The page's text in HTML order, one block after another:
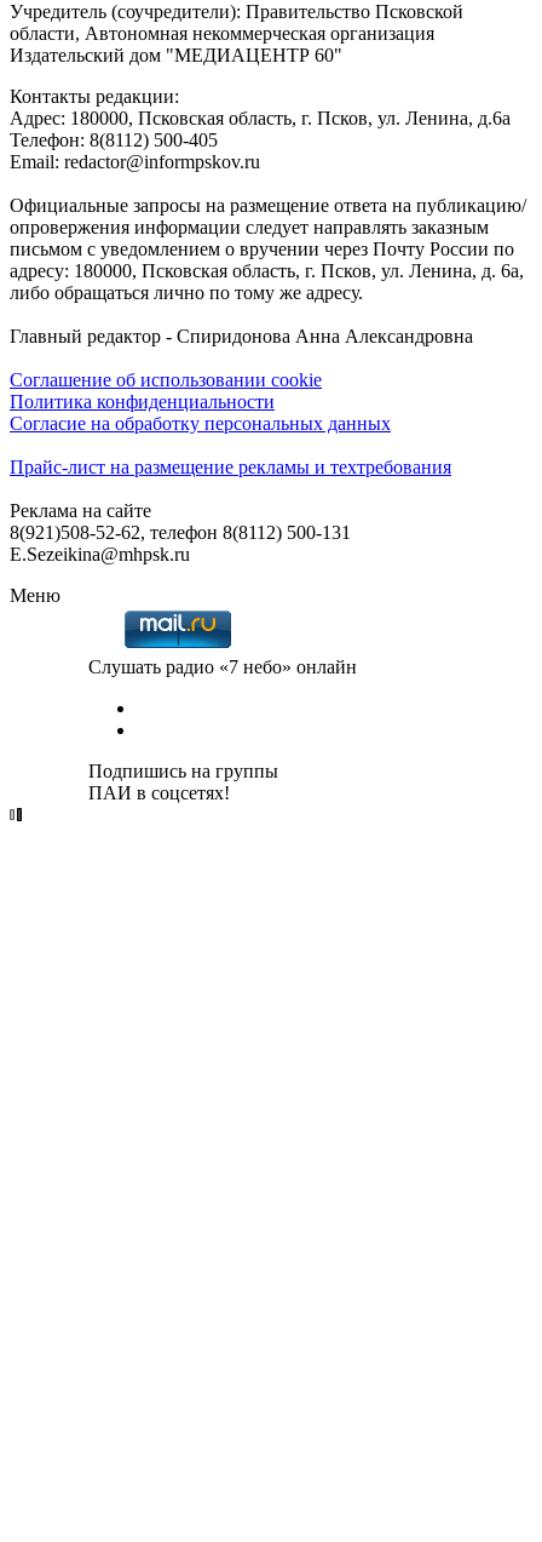
Учредитель (соучредители): Правительство Псковской
области, Автономная некоммерческая организация
Издательский дом "МЕДИАЦЕНТР 60"
Контакты редакции:
Адреc: 180000, Псковская область, г. Псков, ул. Ленина, д.6а
Телефон: 8(8112) 500-405
Email: redactor@informpskov.ru
Официальные запросы на размещение ответа на публикацию/
опровержения информации следует направлять заказным
письмом с уведомлением о вручении через Почту России по
адресу: 180000, Псковская область, г. Псков, ул. Ленина, д. 6а,
либо обращаться лично по тому же адресу.
Главный редактор - Спиридонова Анна Александровна
Соглашение об использовании cookie
Политика конфиденциальности
Согласие на обработку персональных данных
Прайс-лист на размещение рекламы и техтребования
Реклама на сайте
8(921)508-52-62, телефон 8(8112) 500-131
E.Sezeikina@mhpsk.ru
Меню
Слушать радио «7 небо» онлайн
Подпишись на группы
ПАИ в соцсетях!